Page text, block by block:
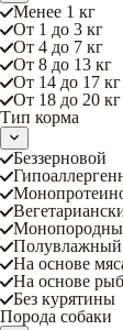
Менее 1 кг
От 1 до 3 кг
От 4 до 7 кг
От 8 до 13 кг
От 14 до 17 кг
От 18 до 20 кг
Тип корма
Беззерновой
Полувлажный
На основе
На основе
Без курятины
Порода собаки